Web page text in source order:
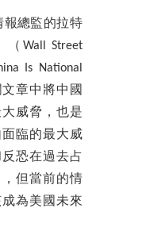
報總監的拉特
Wall Street
Is National
文章中將中國
威脅，也是
臨的最大威
恐在過去占
但當前的情
為美國未來